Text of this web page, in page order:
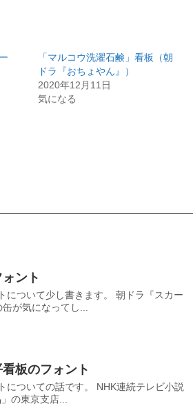
「マルコウ洗濯石鹸」看板（朝
ドラ『おちょやん』）
2020年12月11日
気になる
ント
について少し書きます。 朝ドラ『スカー
が気になってし...
板のフォント
についての話です。 NHK連続テレビ小説
の東京支店...